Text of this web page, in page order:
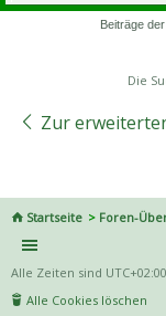
Beiträge
Die
Zur
Startseite Foren-
Alle Zeiten sind UTC+02:00
Alle Cookies löschen